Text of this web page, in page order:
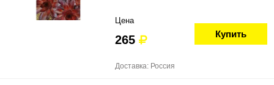
Цена
265 Купить
Доставка: Россия